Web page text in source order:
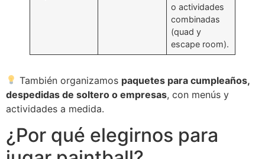
o actividades
combinadas
(quad y
escape room).
También organizamos paquetes para cumpleaños,
despedidas de soltero o empresas, con menús y
actividades a medida.
¿Por qué elegirnos para